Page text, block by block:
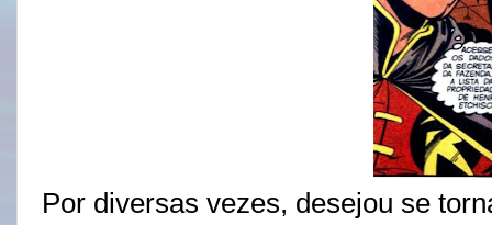
Por diversas vezes, desejou se